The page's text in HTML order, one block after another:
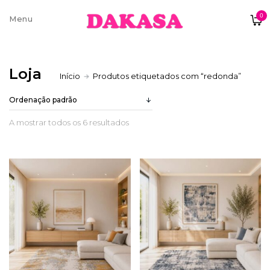
0
Sobre nós
Trocas e Devoluções
Termos e condições
Loja Início Produtos etiquetados com “redonda”
A mostrar todos os 6 resultados